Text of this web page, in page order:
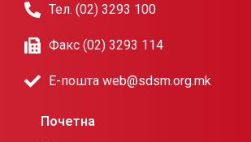
Тел. (02) 3293 100
Факс (02) 3293 114
Е-пошта web@sdsm.org.mk
Почетна